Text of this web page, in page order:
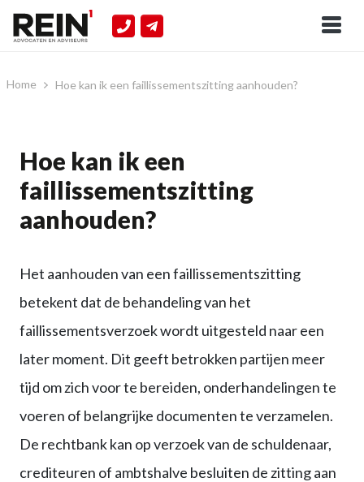
Home Hoe kan ik een faillissementszitting aanhouden?
Hoe kan ik een
faillissementszitting
aanhouden?
Het aanhouden van een faillissementszitting
betekent dat de behandeling van het
faillissementsverzoek wordt uitgesteld naar een
later moment. Dit geeft betrokken partijen meer
tijd om zich voor te bereiden, onderhandelingen te
voeren of belangrijke documenten te verzamelen.
De rechtbank kan op verzoek van de schuldenaar,
crediteuren of ambtshalve besluiten de zitting aan